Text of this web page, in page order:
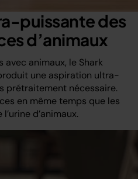
puissante des
d’animaux
avec animaux, le Shark
une aspiration ultra-
prétraitement nécessaire.
en même temps que les
d’animaux.